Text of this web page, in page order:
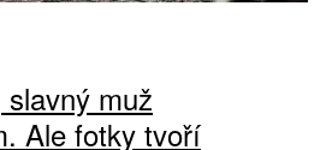
muž
Ale fotky tvoří